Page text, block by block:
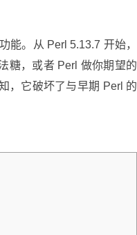
能。从 Perl 5.13.7 开始，
糖，或者 Perl 做你期望的
，它破坏了与早期 Perl 的